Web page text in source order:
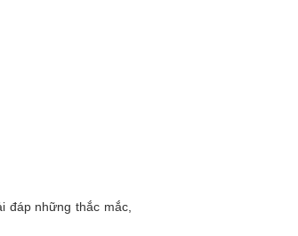
đáp những thắc mắc,